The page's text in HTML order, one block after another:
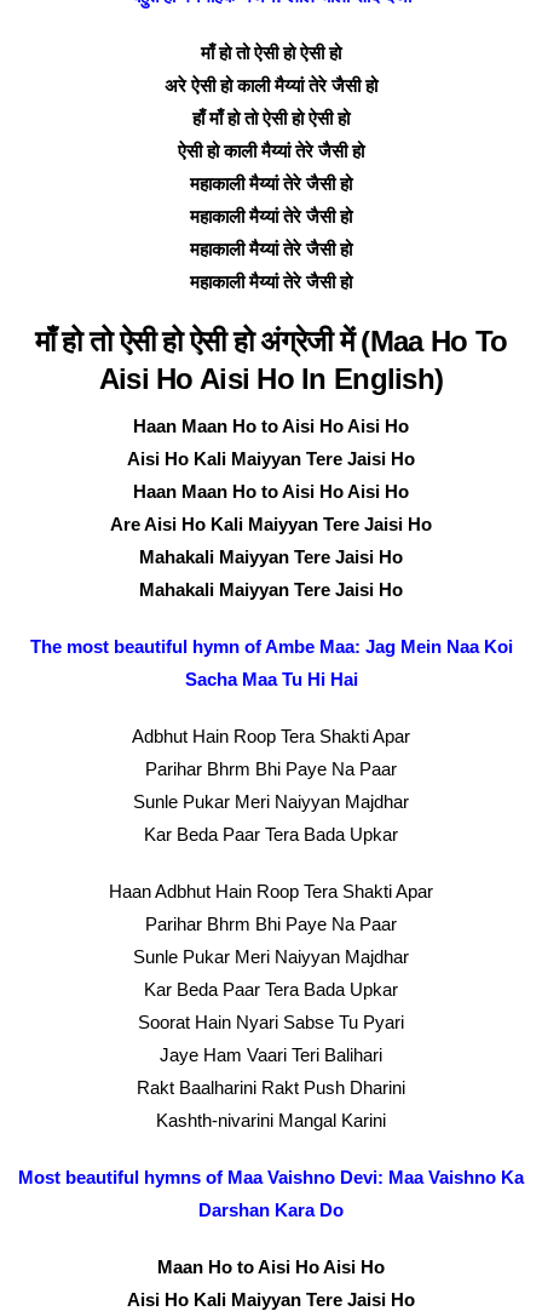
माँ हो तो ऐसी हो ऐसी हो
अरे ऐसी हो काली मैय्यां तेरे जैसी हो
हाँ माँ हो तो ऐसी हो ऐसी हो
ऐसी हो काली मैय्यां तेरे जैसी हो
महाकाली मैय्यां तेरे जैसी हो
महाकाली मैय्यां तेरे जैसी हो
महाकाली मैय्यां तेरे जैसी हो
महाकाली मैय्यां तेरे जैसी हो
माँ हो तो ऐसी हो ऐसी हो अंग्रेजी में (Maa Ho To
Aisi Ho Aisi Ho In English)
Haan Maan Ho to Aisi Ho Aisi Ho
Aisi Ho Kali Maiyyan Tere Jaisi Ho
Haan Maan Ho to Aisi Ho Aisi Ho
Are Aisi Ho Kali Maiyyan Tere Jaisi Ho
Mahakali Maiyyan Tere Jaisi Ho
Mahakali Maiyyan Tere Jaisi Ho
The most beautiful hymn of Ambe Maa: Jag Mein Naa Koi
Sacha Maa Tu Hi Hai
Adbhut Hain Roop Tera Shakti Apar
Parihar Bhrm Bhi Paye Na Paar
Sunle Pukar Meri Naiyyan Majdhar
Kar Beda Paar Tera Bada Upkar
Haan Adbhut Hain Roop Tera Shakti Apar
Parihar Bhrm Bhi Paye Na Paar
Sunle Pukar Meri Naiyyan Majdhar
Kar Beda Paar Tera Bada Upkar
Soorat Hain Nyari Sabse Tu Pyari
Jaye Ham Vaari Teri Balihari
Rakt Baalharini Rakt Push Dharini
Kashth-nivarini Mangal Karini
Most beautiful hymns of Maa Vaishno Devi: Maa Vaishno Ka
Darshan Kara Do
Maan Ho to Aisi Ho Aisi Ho
Aisi Ho Kali Maiyyan Tere Jaisi Ho